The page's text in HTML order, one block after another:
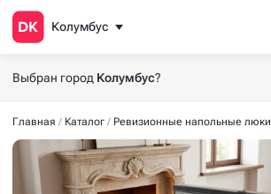
Колумбус
Выбран город Колумбус?
Главная Каталог Ревизионные напольные люки